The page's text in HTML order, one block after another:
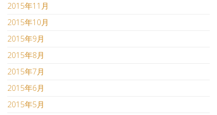
2015年11月
2015年10月
2015年9月
2015年8月
2015年7月
2015年6月
2015年5月